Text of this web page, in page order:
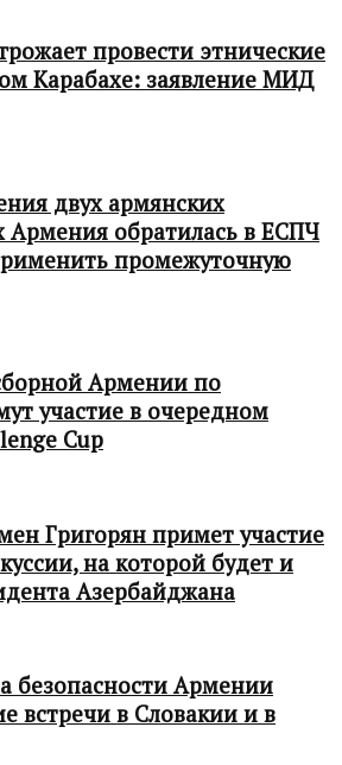
провести этнические
Карабахе: заявление МИД
двух армянских
Армения обратилась в ЕСПЧ
промежуточную
Армении по
участие в очередном
Cup
Григорян примет участие
на которой будет и
Азербайджана
безопасности Армении
встречи в Словакии и в